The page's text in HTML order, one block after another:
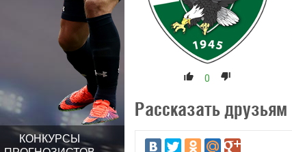
КОНКУРСЫ
0
Рассказать друзьям